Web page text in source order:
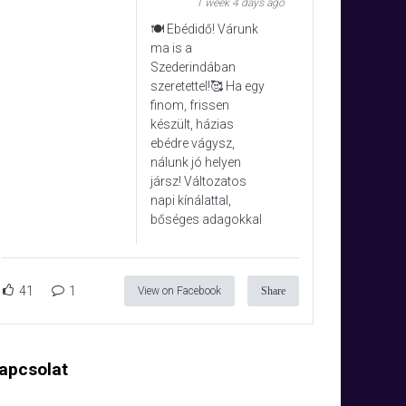
1 week 4 days ago
🍽️ Ebédidő! Várunk
ma is a
Szederindában
szeretettel!🥰 Ha egy
finom, frissen
készült, házias
ebédre vágysz,
nálunk jó helyen
jársz! Változatos
napi kínálattal,
bőséges adagokkal
41 1 View on Facebook Share